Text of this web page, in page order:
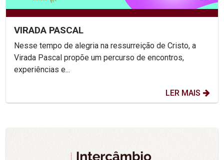
VIRADA PASCAL
Nesse tempo de alegria na ressurreição de Cristo, a
Virada Pascal propõe um percurso de encontros,
experiências e...
LER MAIS